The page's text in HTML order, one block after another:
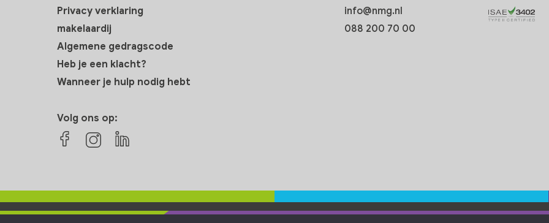
Privacy verklaring
makelaardij
Algemene gedragscode
Heb je een klacht?
Wanneer je hulp nodig hebt
Volg ons op:
info@nmg.nl
088 200 70 00